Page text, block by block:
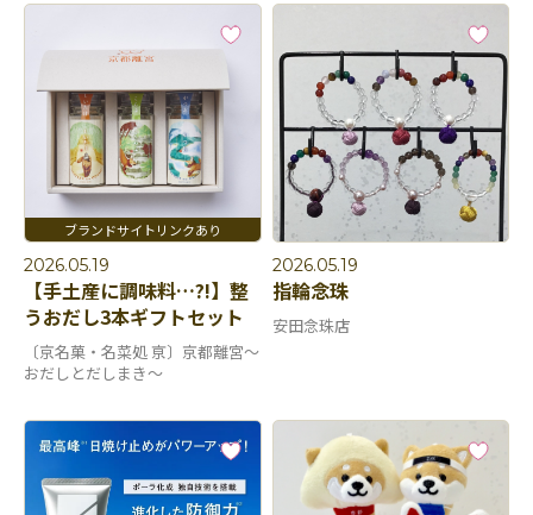
2026.05.19
【手土産に調味料…?!】整
うおだし3本ギフトセット
〔京名菓・名菜処 亰〕京都離宮～
おだしとだしまき～
2026.05.19
指輪念珠
安田念珠店